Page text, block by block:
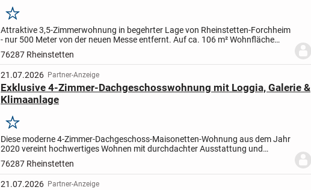
Merken
Attraktive 3,5-Zimmerwohnung in begehrter Lage von Rheinstetten-Forchheim
- nur 500 Meter von der neuen Messe entfernt. Auf ca. 106 m² Wohnfläche
(inkl. 15m² Dachterassen) erwartet Sie ein modernes...
76287 Rheinstetten
21.07.2026 Partner-Anzeige
Exklusive 4-Zimmer-Dachgeschosswohnung mit Loggia, Galerie &
Klimaanlage
Merken
Diese moderne 4-Zimmer-Dachgeschoss-Maisonetten-Wohnung aus dem Jahr
2020 vereint hochwertiges Wohnen mit durchdachter Ausstattung und
modernster Technik. Auf ca. 114 m² Wohnfläche mit einer...
76287 Rheinstetten
21.07.2026 Partner-Anzeige